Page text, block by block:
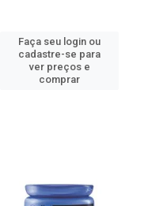
Faça seu login ou
cadastre-se para
ver preços e
comprar